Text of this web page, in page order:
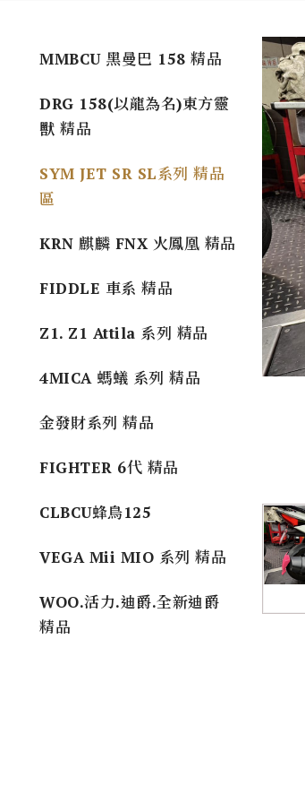
MMBCU 黑曼巴 158 精品
DRG 158(以龍為名)東方靈
獸 精品
SYM JET SR SL系列 精品
區
KRN 麒麟 FNX 火鳳凰 精品
FIDDLE 車系 精品
Z1. Z1 Attila 系列 精品
4MICA 螞蟻 系列 精品
金發財系列 精品
FIGHTER 6代 精品
CLBCU蜂鳥125
VEGA Mii MIO 系列 精品
WOO.活力.迪爵.全新迪爵
精品